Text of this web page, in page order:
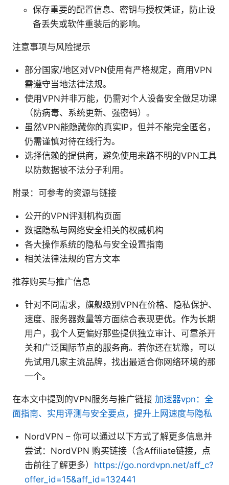
保存重要的配置信息、密钥与授权凭证，防止设
备丢失或软件重装后的影响。
注意事项与风险提示
部分国家/地区对VPN使用有严格规定，商用VPN
需遵守当地法律法规。
使用VPN并非万能，仍需对个人设备安全做足功课
（防病毒、系统更新、强密码）。
虽然VPN能隐藏你的真实IP，但并不能完全匿名，
仍需谨慎对待在线行为。
选择信赖的提供商，避免使用来路不明的VPN工具
以防数据被不法分子利用。
附录：可参考的资源与链接
公开的VPN评测机构页面
数据隐私与网络安全相关的权威机构
各大操作系统的隐私与安全设置指南
相关法律法规的官方文本
推荐购买与推广信息
针对不同需求，旗舰级别VPN在价格、隐私保护、
速度、服务器数量等方面综合表现更优。作为长期
用户，我个人更偏好那些提供独立审计、可靠杀开
关和广泛国际节点的服务商。若你还在犹豫，可以
先试用几家主流品牌，找出最适合你网络环境的那
一个。
在本文中提到的VPN服务与推广链接 加速器vpn：全
面指南、实用评测与安全要点，提升上网速度与隐私
NordVPN – 你可以通过以下方式了解更多信息并
尝试：NordVPN 购买链接（含Affiliate链接，点
击前往了解更多） https://go.nordvpn.net/aff_c?
offer_id=15&aff_id=132441